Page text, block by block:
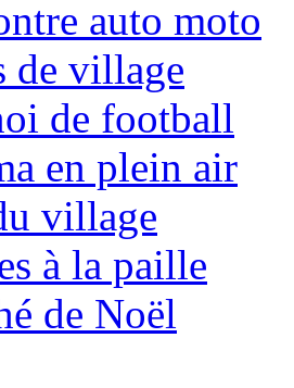
auto moto
de village
de football
en plein air
village
à la paille
de Noël